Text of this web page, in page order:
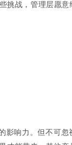
挑战，管理层愿意
影响力。但不可忽